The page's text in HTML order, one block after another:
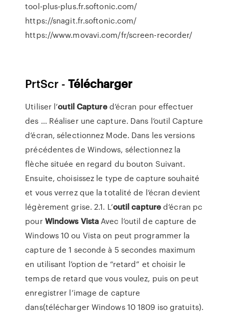
tool-plus-plus.fr.softonic.com/
https://snagit.fr.softonic.com/
https://www.movavi.com/fr/screen-recorder/
PrtScr -Télécharger
Utiliser l’outilCaptured’écran pour effectuer
des … Réaliser une capture. Dans l’outil Capture
d’écran, sélectionnez Mode. Dans les versions
précédentes de Windows, sélectionnez la
flèche située en regard du bouton Suivant.
Ensuite, choisissez le type de capture souhaité
et vous verrez que la totalité de l’écran devient
légèrement grise. 2.1. L’outil captured’écran pc
pourWindows VistaAvec l’outil de capture de
Windows 10 ou Vista on peut programmer la
capture de 1 seconde à 5 secondes maximum
en utilisant l’option de “retard” et choisir le
temps de retard que vous voulez, puis on peut
enregistrer l’image de capture
dans(télécharger Windows 10 1809 iso gratuits).